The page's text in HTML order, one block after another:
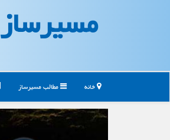
مسیرساز
خانه مطالب مسیرساز